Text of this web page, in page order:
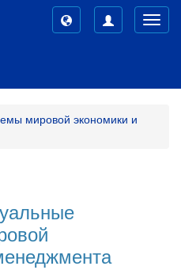
мировой экономики и